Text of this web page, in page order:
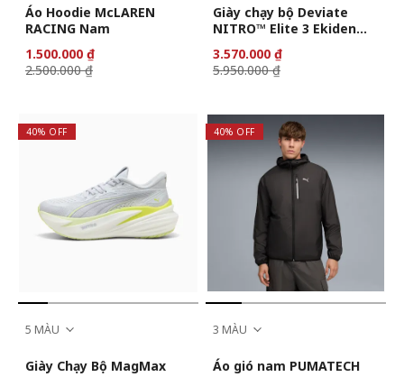
Áo Hoodie McLAREN
RACING Nam
1.500.000 ₫
2.500.000 ₫
Giày chạy bộ Deviate
NITRO™ Elite 3 Ekiden
3.570.000 ₫
5.950.000 ₫
40% OFF
5 MÀU
Giày Chạy Bộ MagMax
40% OFF
3 MÀU
Áo gió nam PUMATECH